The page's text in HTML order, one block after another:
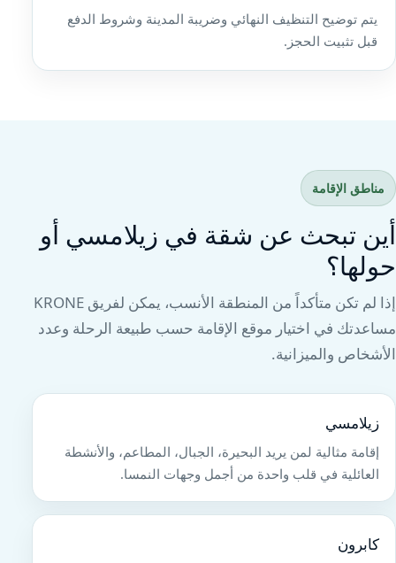
يتم توضيح التنظيف النهائي وضريبة المدينة وشروط الدفع
قبل تثبيت الحجز.
مناطق الإقامة
أين تبحث عن شقة في زيلامسي أو
حولها؟
إذا لم تكن متأكداً من المنطقة الأنسب، يمكن لفريق KRONE
مساعدتك في اختيار موقع الإقامة حسب طبيعة الرحلة وعدد
الأشخاص والميزانية.
زيلامسي
إقامة مثالية لمن يريد البحيرة، الجبال، المطاعم، والأنشطة
العائلية في قلب واحدة من أجمل وجهات النمسا.
كابرون